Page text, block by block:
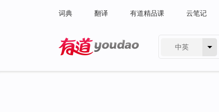
词典 翻译 有道精品课 云笔记
中英